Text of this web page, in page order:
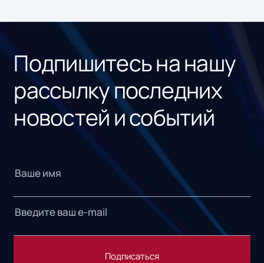
Подпишитесь на нашу
рассылку последних
новостей и событий
Подписаться